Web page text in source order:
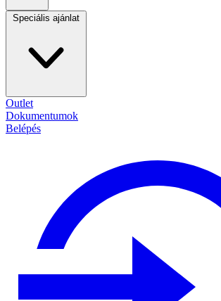
Speciális ajánlat
Outlet
Dokumentumok
Belépés